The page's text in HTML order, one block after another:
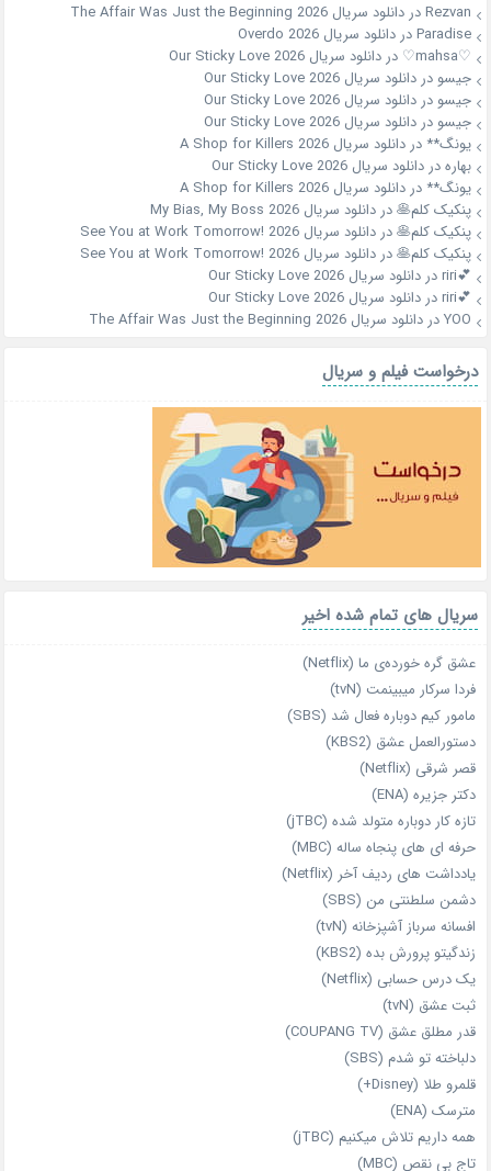
Rezvanدردانلود سریال The Affair Was Just the Beginning 2026
Paradiseدردانلود سریال Overdo 2026
♡mahsa♡
دردانلود سریال Our Sticky Love 2026
جیسو دردانلود سریال Our Sticky Love 2026
جیسو دردانلود سریال Our Sticky Love 2026
جیسو دردانلود سریال Our Sticky Love 2026
یونگ** دردانلود سریال A Shop for Killers 2026
بهارهدردانلود سریال Our Sticky Love 2026
یونگ** دردانلود سریال A Shop for Killers 2026
پنکیک کلم🥞دردانلود سریال My Bias, My Boss 2026
پنکیک کلم🥞دردانلود سریال See You at Work Tomorrow! 2026
پنکیک کلم🥞دردانلود سریال See You at Work Tomorrow! 2026
💕riri
دردانلود سریال Our Sticky Love 2026
💕riri
دردانلود سریال Our Sticky Love 2026
YOOدردانلود سریال The Affair Was Just the Beginning 2026
درخواست فیلم و سریال
سریال های تمام شده اخیر
عشق گره خورده‌ی ما (Netflix)
فردا سرکار میبینمت (tvN)
مامور کیم دوباره فعال شد (SBS)
دستورالعمل عشق (KBS2)
قصر شرقی (Netflix)
دکتر جزیره (ENA)
تازه‌ کار دوباره‌ متولد شده (jTBC)
حرفه‌ ای‌ های پنجاه‌ ساله (MBC)
یادداشت‌ های ردیف آخر (Netflix)
دشمن سلطنتی من (SBS)
افسانه سرباز آشپزخانه (tvN)
زندگیتو پرورش بده (KBS2)
یک درس حسابی (Netflix)
ثبت عشق (tvN)
قدر مطلق عشق (COUPANG TV)
دلباخته تو شدم (SBS)
قلمرو طلا (Disney+)
مترسک (ENA)
همه داریم تلاش میکنیم (jTBC)
تاج بی‌ نقص (MBC)